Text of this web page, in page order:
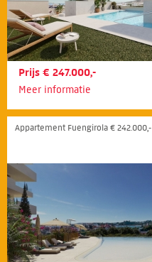
Prijs € 247.000,-
Meer informatie
Appartement Fuengirola € 242.000,-